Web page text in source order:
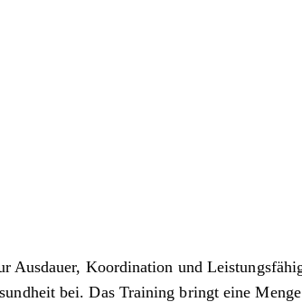
Ausdauer, Koordination und
bei. Das Training bringt eine